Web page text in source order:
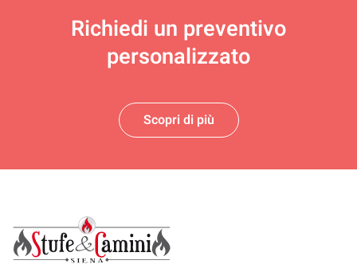
Richiedi un preventivo
personalizzato
Scopri di più